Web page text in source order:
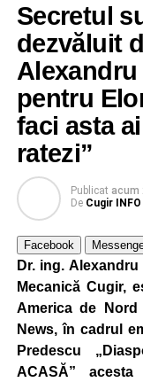
Secretul
dezvăluit
pentru
faci asta
ratezi”
Publicat acum
De Cugir INFO
Facebook
Dr. ing.
Mecanică Cugir,
America de
News, în cadrul
Predescu
ACASĂ”